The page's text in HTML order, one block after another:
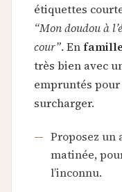
étiquettes
“Mon doudou à
cour”. Enfamille
très bien avec
empruntés
surcharger.
Proposez un
matinée,
l’inconnu.